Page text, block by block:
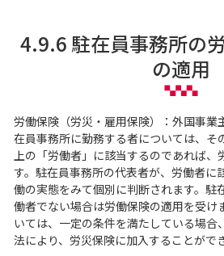
4.9.6 駐在員事務所の
の適用
労働保険（労災・雇用保険）：外国事業
在員事務所に勤務する者については、そ
上の「労働者」に該当するのであれば、
す。駐在員事務所の代表者が、労働者に
働の実態をみて個別に判断されます。駐
働者でない場合は労働保険の適用を受け
いては、一定の条件を満たしている場合
法により、労災保険に加入することがで